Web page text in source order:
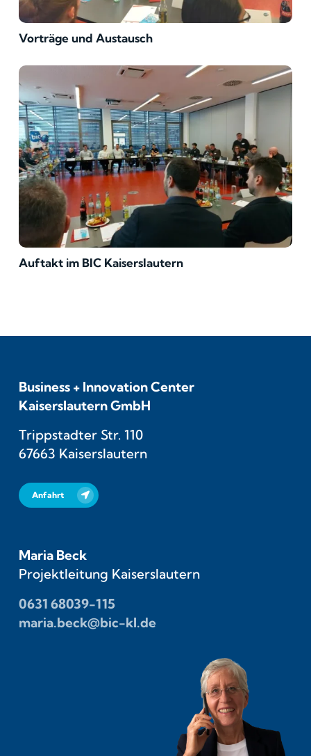
Vorträge und Austausch
Auftakt im BIC Kaiserslautern
Business + Innovation Center
Kaiserslautern GmbH
Trippstadter Str. 110
67663 Kaiserslautern
Anfahrt
Maria Beck
Projektleitung Kaiserslautern
0631 68039-115
maria.beck@bic-kl.de